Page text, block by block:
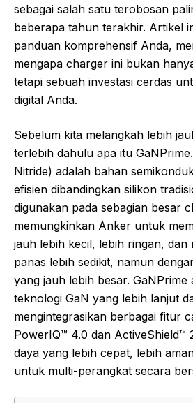
sebagai salah satu terobosan
beberapa tahun terakhir. Artikel
panduan komprehensif Anda,
mengapa charger ini bukan
tetapi sebuah investasi cerdas
digital Anda.
Sebelum kita melangkah lebih
terlebih dahulu apa itu
Nitride) adalah bahan
efisien dibandingkan silikon
digunakan pada sebagian besar
memungkinkan Anker untuk
jauh lebih kecil, lebih ringan, dan
panas lebih sedikit, namun
yang jauh lebih besar. GaNPrime
teknologi GaN yang lebih lanjut
mengintegrasikan berbagai fitur
PowerIQ™ 4.0 dan ActiveShield™
daya yang lebih cepat, lebih
untuk multi-perangkat secara